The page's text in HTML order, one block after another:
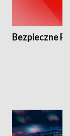
Bezpieczne